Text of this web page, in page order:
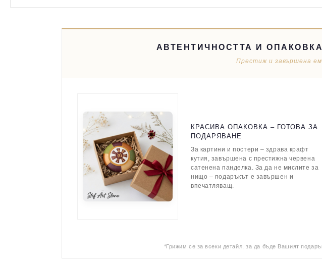
АВТЕНТИЧНОСТТА И
Престиж и завършена
КРАСИВА ОПАКОВКА – ГОТОВА ЗА
ПОДАРЯВАНЕ
За картини и постери – здрава крафт
кутия, завършена с престижна червена
сатенена панделка. За да не мислите за
нищо – подаръкът е завършен и
впечатляващ.
*Грижим се за всеки детайл, за да бъде Вашият